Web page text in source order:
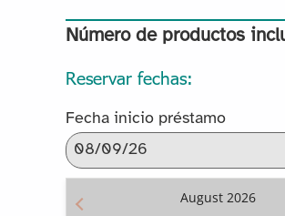
Número de productos
Reservar fechas:
Fecha inicio préstamo
August 2026